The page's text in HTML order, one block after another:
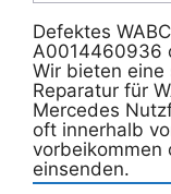
Defektes
A0014460936
Wir bieten eine
Reparatur für
Mercedes
oft innerhalb
vorbeikommen
einsenden.